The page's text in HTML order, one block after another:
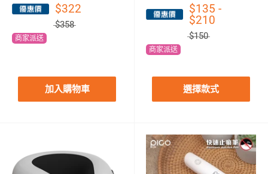
$322
$358
商家派送
加入購物車
$135 -
$210
$150
商家派送
選擇款式